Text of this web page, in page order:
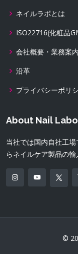
ネイルラボとは
ISO22716(化粧品
会社概要・業務案内
沿革
プライバシーポリ
About Nail Labo
当社では国内自社工
らネイルケア製品の輸
©